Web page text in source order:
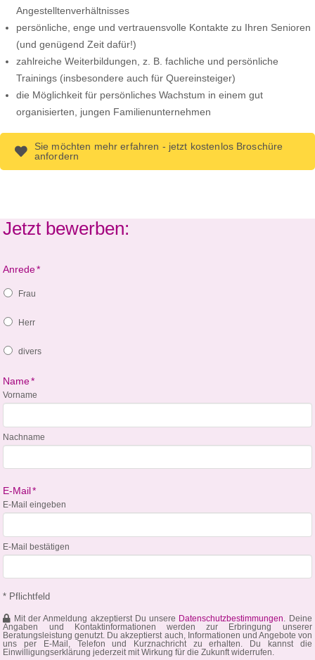
Angestelltenverhältnisses
persönliche, enge und vertrauensvolle Kontakte zu Ihren Senioren
(und genügend Zeit dafür!)
zahlreiche Weiterbildungen, z. B. fachliche und persönliche
Trainings (insbesondere auch für Quereinsteiger)
die Möglichkeit für persönliches Wachstum in einem gut
organisierten, jungen Familienunternehmen
Sie möchten mehr erfahren - jetzt kostenlos Broschüre
anfordern
Jetzt bewerben:
Anrede*
Frau
Herr
divers
Name*
Vorname
Nachname
E-Mail*
E-Mail eingeben
E-Mail bestätigen
* Pflichtfeld
Mit der Anmeldung akzeptierst Du unsere Datenschutzbestimmungen. Deine
Angaben und Kontaktinformationen werden zur Erbringung unserer
Beratungsleistung genutzt. Du akzeptierst auch, Informationen und Angebote von
uns per E-Mail, Telefon und Kurznachricht zu erhalten. Du kannst die
Einwilligungserklärung jederzeit mit Wirkung für die Zukunft widerrufen.